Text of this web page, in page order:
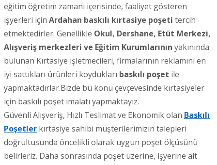
eğitim öğretim zamanı içerisinde, faaliyet gösteren
işyerleri için Ardahan baskılı kırtasiye poşeti tercih
etmektedirler. Genellikle Okul, Dershane, Etüt Merkezi,
Alışveriş merkezleri ve Eğitim Kurumlarının yakınında
bulunan Kırtasiye işletmecileri, firmalarının reklamını en
iyi sattıkları ürünleri koydukları baskılı poşet ile
yapmaktadırlar.Bizde bu konu çevçevesinde kırtasiyeler
için baskılı poşet imalatı yapmaktayız.
Güvenli Alışveriş, Hızlı Teslimat ve Ekonomik olan Baskılı
Poşetler kırtasiye sahibi müşterilerimizin talepleri
doğrultusunda öncelikli olarak uygun poşet ölçüsünü
belirleriz. Daha sonrasında poşet üzerine, işyerine ait